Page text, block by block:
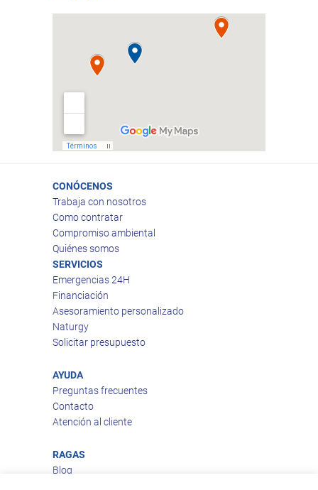
CONÓCENOS
Trabaja con nosotros
Como contratar
Compromiso ambiental
Quiénes somos
SERVICIOS
Emergencias 24H
Financiación
Asesoramiento personalizado
Naturgy
Solicitar presupuesto
AYUDA
Preguntas frecuentes
Contacto
Atención al cliente
RAGAS
Blog